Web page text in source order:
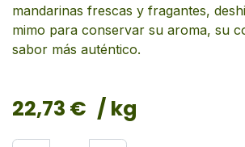
mandarinas frescas y fragantes,
mimo para conservar su aroma, su
sabor más auténtico.
22,73 € / kg